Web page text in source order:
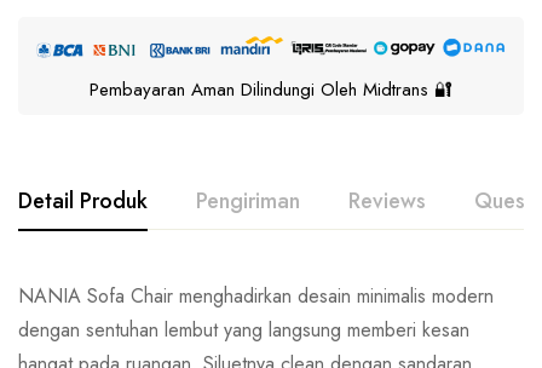
Pembayaran Aman Dilindungi Oleh Midtrans 🔐
Detail Produk Pengiriman Reviews
NANIA Sofa Chair menghadirkan desain minimalis modern
dengan sentuhan lembut yang langsung memberi kesan